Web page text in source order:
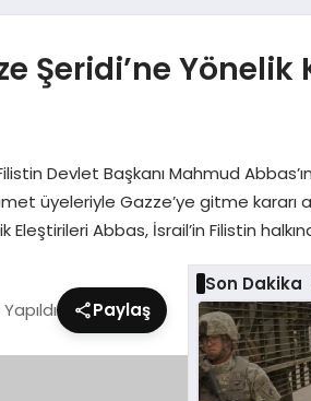
Şeridi’ne Yönelik
Devlet Başkanı Mahmud
üyeleriyle Gazze’ye gitme kararı
Eleştirileri Abbas, İsrail’in Filistin
Paylaş
Son Dakika